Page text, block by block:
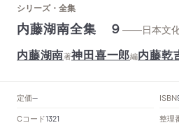
シリーズ・全集
内藤湖南全集 ９——日本文
内藤湖南著神田喜一郎編内藤乾
定価-- ISBN
Cコード1321
整理